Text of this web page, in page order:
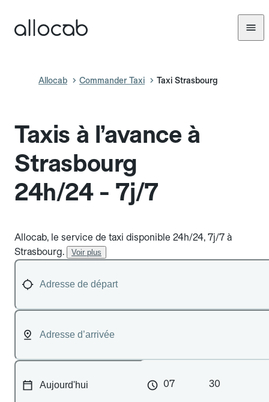
Allocab Commander Taxi Taxi Strasbourg
Taxis à l’avance à
Strasbourg
24h/24 - 7j/7
Allocab, le service de taxi disponible 24h/24, 7j/7 à
Strasbourg.
Voir plus
07 30